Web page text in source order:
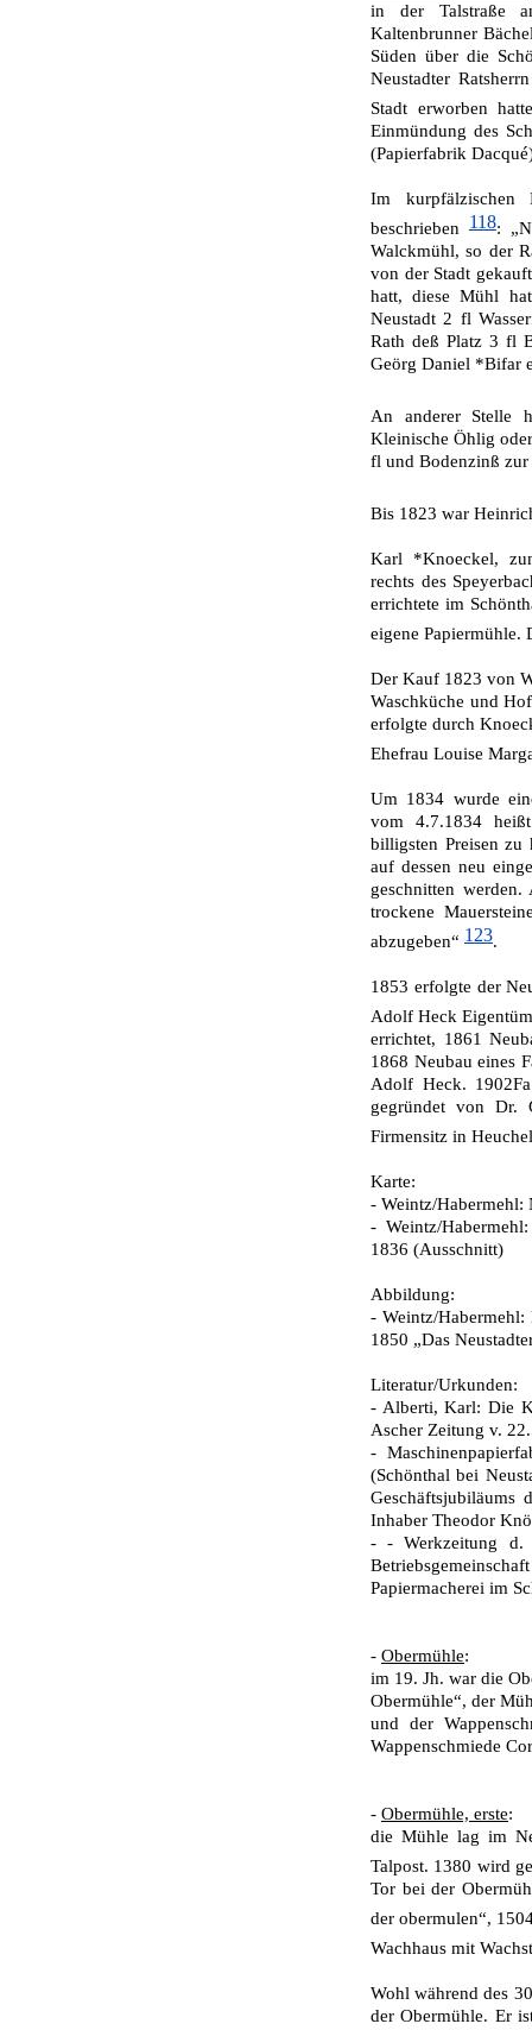
in der Talstraße
Kaltenbrunner
Süden über die
Neustadter
Stadt erworben
Einmündung des
(Papierfabrik
Im
beschrieben 118:
Walckmühl, so der
von der Stadt
hatt, diese Mühl
Neustadt 2 fl
Rath deß Platz 3 fl
Geörg Daniel *Bi­far
An anderer Stelle
Kleinische Öhlig
fl und Bodenzinß zur
Bis 1823 war
Karl *Knoeckel,
rechts des
errichtete im
eigene Papiermühle.
Der Kauf 1823 von
Waschküche und
erfolgte durch
Ehefrau Louise
Um 1834 wurde
vom 4.7.1834
billigsten Preisen
auf dessen neu
geschnitten
trockene
abzugeben“ 123.
1853 erfolgte der
Adolf Heck
errichtet, 1861
1868 Neubau eines
Adolf Heck.
gegründet von Dr.
Firmensitz in
Karte:
- Weintz/Habermehl:
- Weintz/
1836 (Ausschnitt)
Abbildung:
- Weintz/
1850 „Das
Literatur/Urkunden:
- Alberti, Karl: Die
Ascher Zeitung v.
-
(Schönthal bei
Geschäftsjubiläums
Inhaber Theodor
-- Werkzeitung d.
Papiermacherei im
- Obermühle:
im 19. Jh. war die
Obermühle“, der
und der
Wappenschmiede
- Obermühle, erste:
die Mühle lag im
Talpost. 1380 wird
Tor bei der
der obermulen“,
Wachhaus mit
Wohl während des
der Obermühle. Er